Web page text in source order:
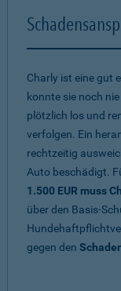
Charly ist eine gut
konnte sie noch
plötzlich los und
verfolgen. Ein
rechtzeitig
Auto beschädigt.
1.500 EUR muss
über den Basis-
gegen den